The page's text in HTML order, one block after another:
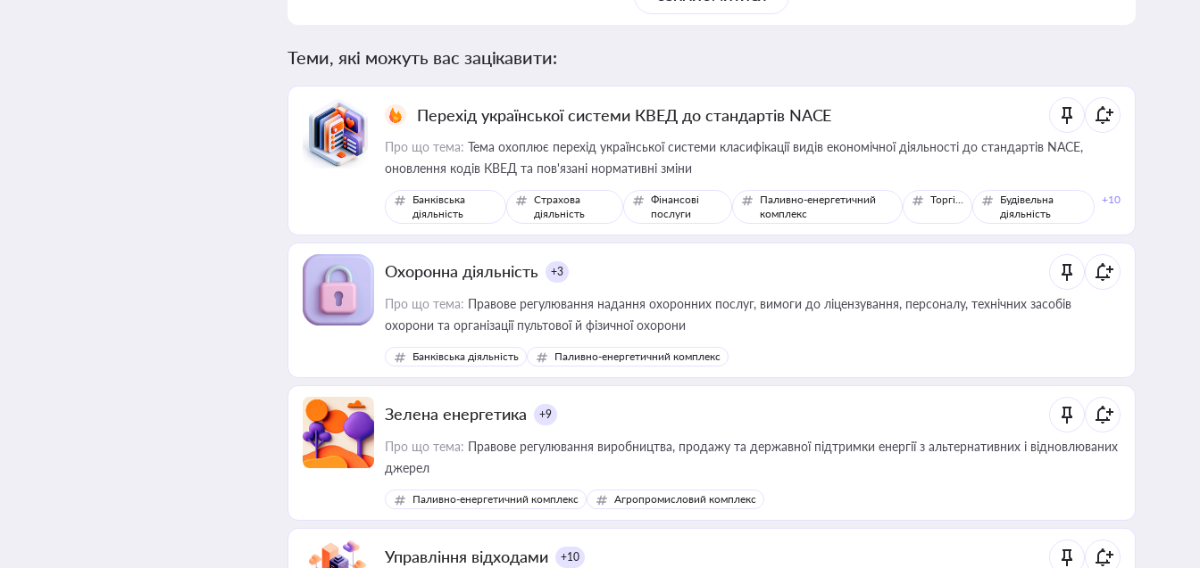
Теми, які можуть вас зацікавити:
Перехід української системи КВЕД до стандартів NACE
Про що тема: Тема охоплює перехід української системи класифікації видів економічної діяльності до стандартів NACE,
оновлення кодів КВЕД та пов'язані нормативні зміни
Банківська
діяльність
Страхова
діяльність
Фінансові
послуги
Паливно-енергетичний
комплекс
Торгівля
Будівельна
діяльність
+10
Охоронна діяльність +3
Про що тема: Правове регулювання надання охоронних послуг, вимоги до ліцензування, персоналу, технічних засобів
охорони та організації пультової й фізичної охорони
Банківська діяльність Паливно-енергетичний комплекс
Зелена енергетика +9
Про що тема: Правове регулювання виробництва, продажу та державної підтримки енергії з альтернативних і відновлюваних
джерел
Паливно-енергетичний комплекс Агропромисловий комплекс
Управління відходами +10